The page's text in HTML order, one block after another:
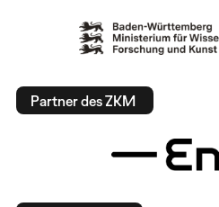
Partner des ZKM